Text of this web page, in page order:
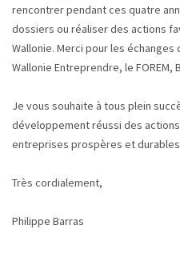
rencontrer pendant ces quatre
dossiers ou réaliser des actions
Wallonie. Merci pour les échanges
Wallonie Entreprendre, le FOREM,
Je vous souhaite à tous plein
développement réussi des actions
entreprises prospères et
Très cordialement,
Philippe Barras